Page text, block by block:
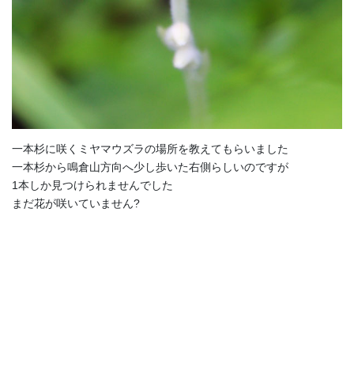
一本杉に咲くミヤマウズラの場所を教えてもらいました
一本杉から鳴倉山方向へ少し歩いた右側らしいのですが
1本しか見つけられませんでした
まだ花が咲いていません?